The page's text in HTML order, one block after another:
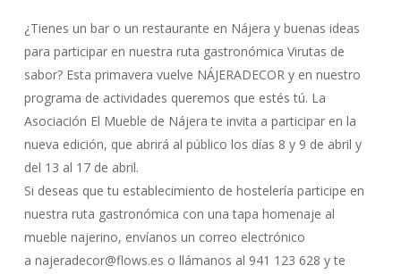
¿Tienes un bar o un restaurante en Nájera y buenas ideas
para participar en nuestra ruta gastronómica Virutas de
sabor? Esta primavera vuelve NÁJERADECOR y en nuestro
programa de actividades queremos que estés tú. La
Asociación El Mueble de Nájera te invita a participar en la
nueva edición, que abrirá al público los días 8 y 9 de abril y
del 13 al 17 de abril.
Si deseas que tu establecimiento de hostelería participe en
nuestra ruta gastronómica con una tapa homenaje al
mueble najerino, envíanos un correo electrónico
a najeradecor@flows.es o llámanos al 941 123 628 y te